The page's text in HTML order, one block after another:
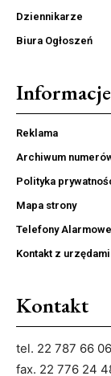
Dziennikarze
Biura Ogłoszeń
Informacje
Reklama
Archiwum
Polityka
Mapa strony
Telefony Alarmowe
Kontakt z urzędami
Kontakt
tel. 22 787 66
fax. 22 776 24